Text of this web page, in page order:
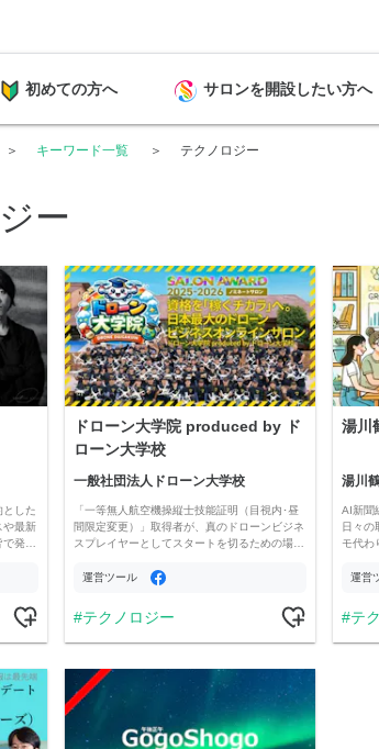
初めての方へ サロンを開設したい方へ
キーワード一覧 テクノロジー
ー
とした
や最新
で発…
ドローン大学院 produced by ド
ローン大学校
一般社団法人ドローン大学校
「一等無人航空機操縦士技能証明（目視内･昼
間限定変更）」取得者が、真のドローンビジネ
スプレイヤーとしてスタートを切るための場…
運営ツール
テクノロジー
湯川
湯川
AI新聞
日々の
モ代わ
運営
テ